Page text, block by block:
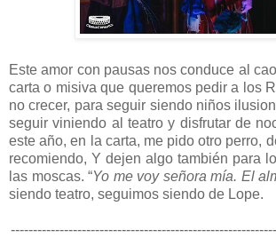
Este amor con pausas nos conduce al
carta o misiva que queremos pedir a los
no crecer, para seguir siendo niños
seguir viniendo al teatro y disfrutar de
este año, en la carta, me pido otro perro,
recomiendo, Y dejen algo también para
las moscas. “Yo me voy señora mía. El
siendo teatro, seguimos siendo de Lope.